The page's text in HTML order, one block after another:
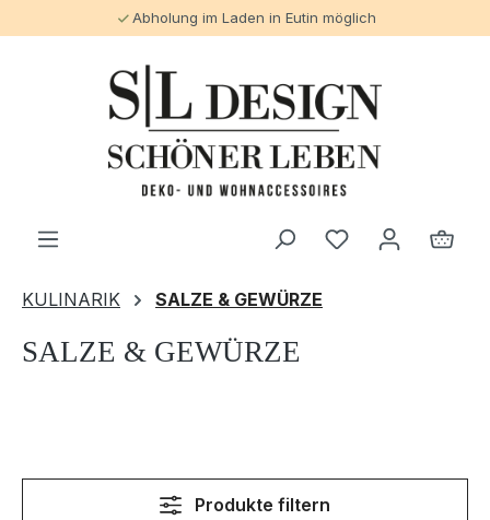
Abholung im Laden in Eutin möglich
KULINARIK SALZE & GEWÜRZE
SALZE & GEWÜRZE
Produkte filtern